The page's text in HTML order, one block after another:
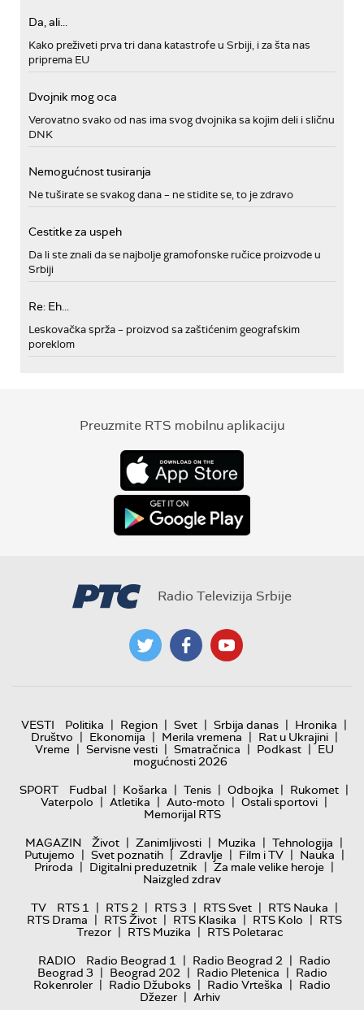
Da, ali...
Kako preživeti prva tri dana katastrofe u Srbiji, i za šta nas
priprema EU
Dvojnik mog oca
Verovatno svako od nas ima svog dvojnika sa kojim deli i sličnu
DNK
Nemogućnost tusiranja
Ne tuširate se svakog dana – ne stidite se, to je zdravo
Cestitke za uspeh
Da li ste znali da se najbolje gramofonske ručice proizvode u
Srbiji
Re: Eh...
Leskovačka sprža – proizvod sa zaštićenim geografskim
poreklom
Preuzmite RTS mobilnu aplikaciju
Radio Televizija Srbije
VESTI Politika | Region | Svet | Srbija danas | Hronika |
Društvo | Ekonomija | Merila vremena | Rat u Ukrajini |
Vreme | Servisne vesti | Smatračnica | Podkast | EU
mogućnosti 2026
SPORT
Fudbal | Košarka | Tenis | Odbojka | Rukomet |
Vaterpolo | Atletika | Auto-moto | Ostali sportovi |
Memorijal RTS
MAGAZIN
Život | Zanimljivosti | Muzika | Tehnologija |
Putujemo | Svet poznatih | Zdravlje | Film i TV | Nauka |
Priroda | Digitalni preduzetnik | Za male velike heroje |
Naizgled zdrav
TV
RTS 1 | RTS 2 | RTS 3 | RTS Svet | RTS Nauka |
RTS Drama | RTS Život | RTS Klasika | RTS Kolo | RTS
Trezor | RTS Muzika | RTS Poletarac
RADIO
Radio Beograd 1 | Radio Beograd 2 | Radio
Beograd 3 | Beograd 202 | Radio Pletenica | Radio
Rokenroler | Radio Džuboks | Radio Vrteška | Radio
Džezer | Arhiv